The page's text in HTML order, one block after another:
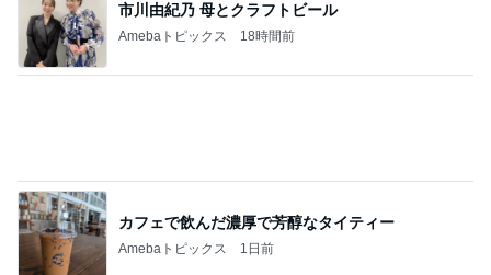
Amebaトピックス
記事を読む